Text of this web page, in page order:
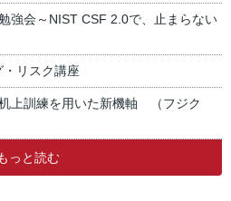
強会～NIST CSF 2.0で、止まらない
リスク講座
上訓練を用いた新機軸 （フジク
っと読む